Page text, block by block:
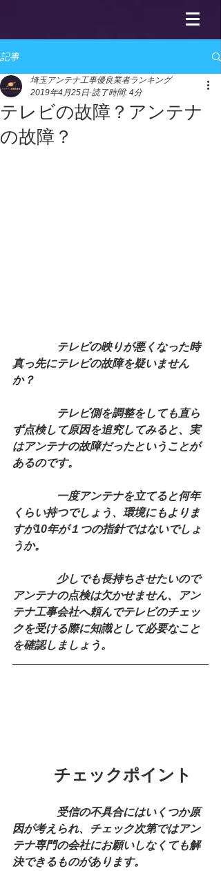
記事
テレビの故障？アンテナ
の故障？
埼玉アンテナ工事優良業者ランキング
2019年4月25日 読了時間: 4分
テレビの映りが悪くなった時
真っ先にテレビの故障を疑いません
か？
テレビ側を調整をしても直ら
ず点検して原因を追究してみると、実
はアンテナの故障だったということが
あるのです。
一度アンテナを立てると何年
くらい持つでしょう、環境にもよりま
すが10年が１つの指針ではないでしょ
うか。
少しでも長持ちさせたいので
アンテナの点検は欠かせません、アン
テナ工事会社へ頼んでテレビのチェッ
クを受ける際に知識として必要なこと
を確認しましょう。
チェックポイント
受信の不具合にはいくつか原
因が考えられ、チェック次第ではアン
テナ専門の会社にお願いしなくても解
決できるものがあります。